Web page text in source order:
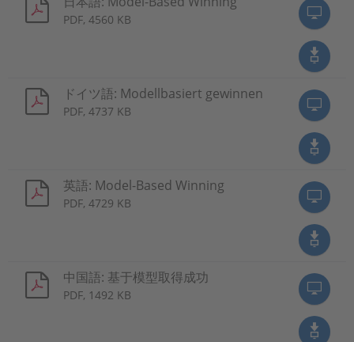
PDF, 4560 KB
ドイツ語: Modellbasiert gewinnen
PDF, 4737 KB
英語: Model-Based Winning
PDF, 4729 KB
中国語: 基于模型取得成功
PDF, 1492 KB